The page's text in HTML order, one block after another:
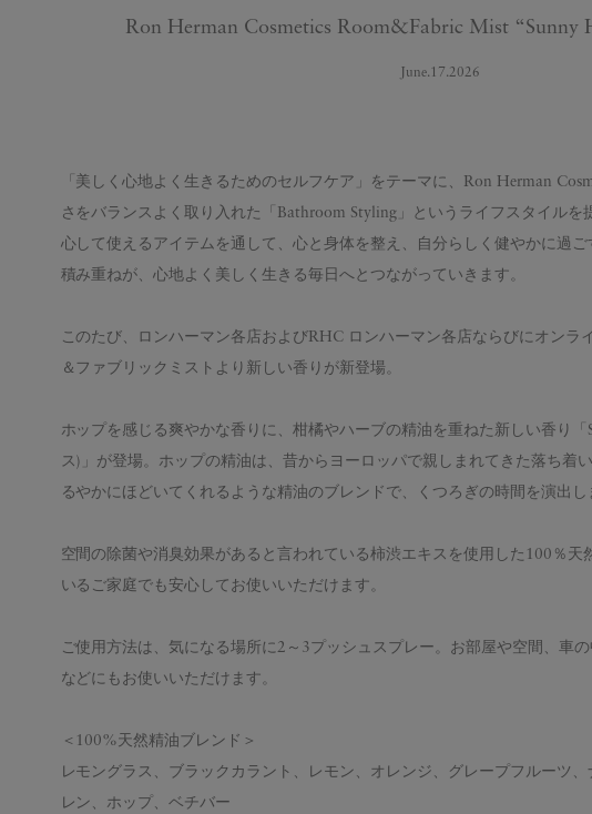
Ron Herman Cosmetics Room&Fabric Mist “Sunny
June.17.2026
「美しく心地よく生きるためのセルフケア」をテーマに、Ron Herman
さをバランスよく取り入れた「Bathroom Styling」というライフスタイルを
心して使えるアイテムを通して、心と身体を整え、自分らしく健やかに過
積み重ねが、心地よく美しく生きる毎日へとつながっていきます。
このたび、ロンハーマン各店およびRHC ロンハーマン各店ならびにオンラ
＆ファブリックミストより新しい香りが新登場。
ホップを感じる爽やかな香りに、柑橘やハーブの精油を重ねた新しい香り
ス)」が登場。ホップの精油は、昔からヨーロッパで親しまれてきた落ち着
るやかにほどいてくれるような精油のブレンドで、くつろぎの時間を演出し
空間の除菌や消臭効果があると言われている柿渋エキスを使用した100％天
いるご家庭でも安心してお使いいただけます。
ご使用方法は、気になる場所に2～3プッシュスプレー。お部屋や空間、車
などにもお使いいただけます。
＜100%天然精油ブレンド＞
レモングラス、ブラックカラント、レモン、オレンジ、グレープフルーツ
レン、ホップ、ベチバー